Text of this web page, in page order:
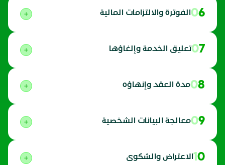
06 الفوترة والالتزامات المالية
07 تعليق الخدمة وإلغاؤها
08 مدة العقد وإنهاؤه
09 معالجة البيانات الشخصية
10 الاعتراض والشكوى